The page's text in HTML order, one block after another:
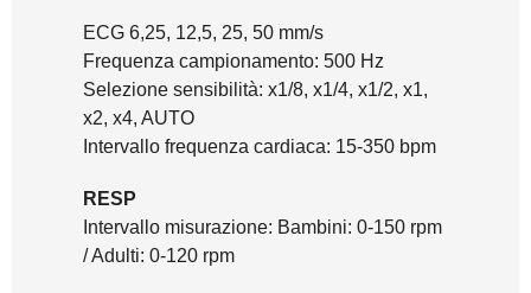
ECG 6,25, 12,5, 25, 50 mm/s
Frequenza campionamento: 500 Hz
Selezione sensibilità: x1/8, x1/4, x1/2, x1,
x2, x4, AUTO
Intervallo frequenza cardiaca: 15-350 bpm
RESP
Intervallo misurazione: Bambini: 0-150 rpm
/ Adulti: 0-120 rpm